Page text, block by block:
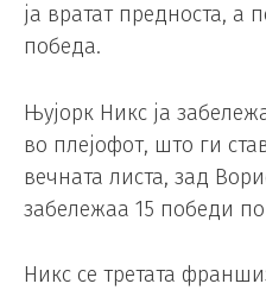
ја вратат предноста, а
победа.
Њујорк Никс ја
во плејофот, што ги
вечната листа, зад
забележаа 15 победи
Никс се третата